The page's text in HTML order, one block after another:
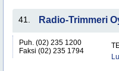
41. Radio-Trimmeri
Puh. (02) 235 1200
Faksi (02) 235 1794